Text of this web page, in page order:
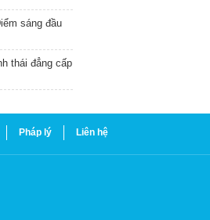
sáng đầu
thái đẳng cấp
Pháp lý Liên hệ